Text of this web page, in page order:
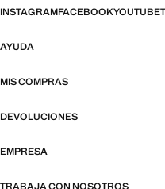
INSTAGRAMFACEBOOKYOUTUBE
AYUDA
MIS COMPRAS
DEVOLUCIONES
EMPRESA